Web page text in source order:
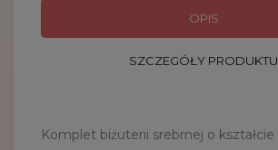
OPIS
SZCZEGÓŁY PRODUKTU
Komplet biżuterii srebrnej o kształcie